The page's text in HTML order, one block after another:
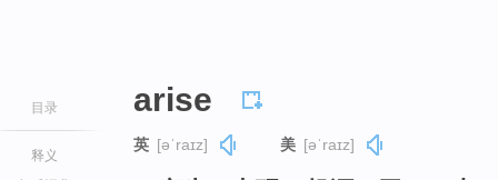
目录
释义
arise
英 [əˈraɪz] 美 [əˈraɪz]